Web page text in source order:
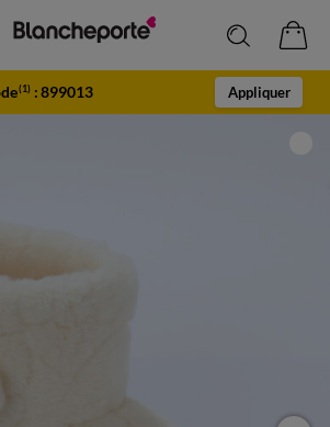
(1) :899013 Appliquer